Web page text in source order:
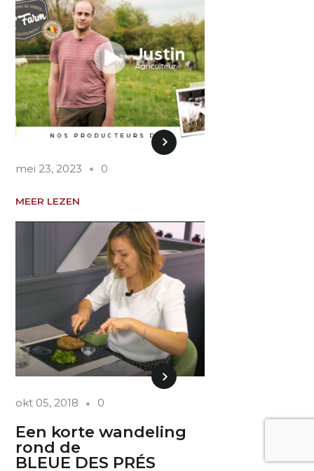
mei 23, 2023 0
MEER LEZEN
okt 05, 2018 0
Een korte wandeling
rond de
BLEUE DES PRÉS